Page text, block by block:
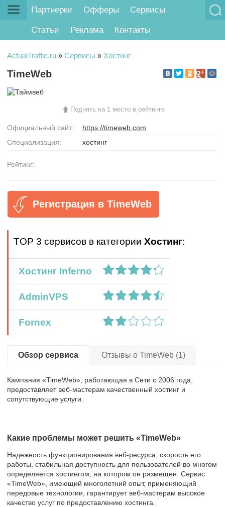
Партнерки Офферы Сервисы
Статьи Реклама Контакты
ActualTraffic.ru » Сервисы » Хостинг
TimeWeb
Поднять на 1 место в рейтинге
Официальный сайт:
https://timeweb.com
Специализация:
хостинг
Рейтинг:
Регистрация в TimeWeb
TOP 3 сервисов в категории Хостинг:
Хостинг Inferno
AdminVPS
Fornex
Обзор сервиса Отзывы о TimeWeb (1)
Кампания «TimeWeb», работающая в Сети с 2006 года,
предоставляет веб-мастерам качественный хостинг и
сопутствующие услуги.
Какие проблемы может решить «TimeWeb»
Надежность функционирования веб-ресурса, скорость его
работы, стабильная доступность для пользователей во многом
определяется хостингом, на котором он размещен. Сервис
«TimeWeb», имеющий многолетний опыт, применяющий
передовые технологии, гарантирует веб-мастерам высокое
качество услуг по предоставлению хостинга.